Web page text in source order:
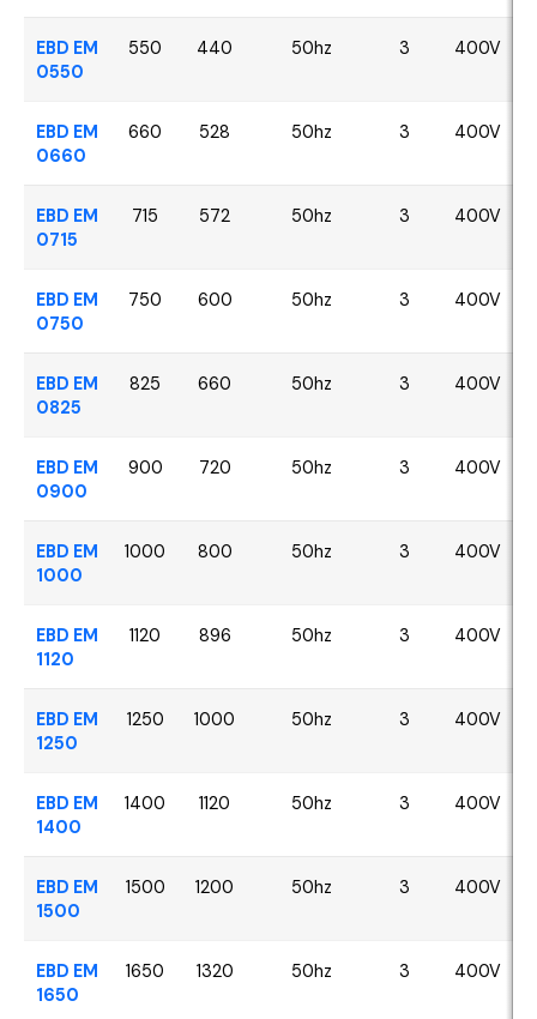
EBD EM
0550
550 440 50hz 3 400V
EBD EM
0660
660 528 50hz 3 400V
EBD EM
0715
715 572 50hz 3 400V
EBD EM
0750
750 600 50hz 3 400V
EBD EM
0825
825 660 50hz 3 400V
EBD EM
0900
900 720 50hz 3 400V
EBD EM
1000
1000 800 50hz 3 400V
EBD EM
1120
1120 896 50hz 3 400V
EBD EM
1250
1250 1000 50hz 3 400V
EBD EM
1400
1400 1120 50hz 3 400V
EBD EM
1500
1500 1200 50hz 3 400V
EBD EM
1650
1650 1320 50hz 3 400V